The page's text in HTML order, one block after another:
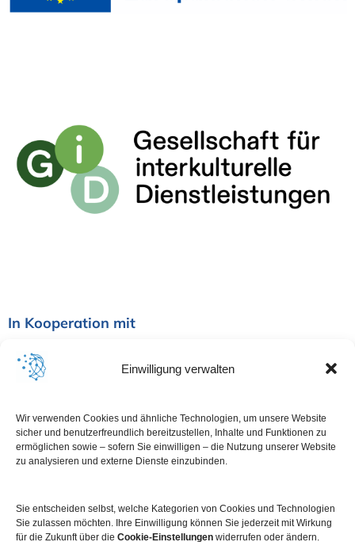
Einwilligung verwalten
Wir verwenden Cookies und ähnliche Technologien, um unsere Website
sicher und benutzerfreundlich bereitzustellen, Inhalte und Funktionen zu
ermöglichen sowie – sofern Sie einwilligen – die Nutzung unserer Website
zu analysieren und externe Dienste einzubinden.
Sie entscheiden selbst, welche Kategorien von Cookies und Technologien
Sie zulassen möchten. Ihre Einwilligung können Sie jederzeit mit Wirkung
für die Zukunft über die Cookie-Einstellungen widerrufen oder ändern.
In Kooperation mit